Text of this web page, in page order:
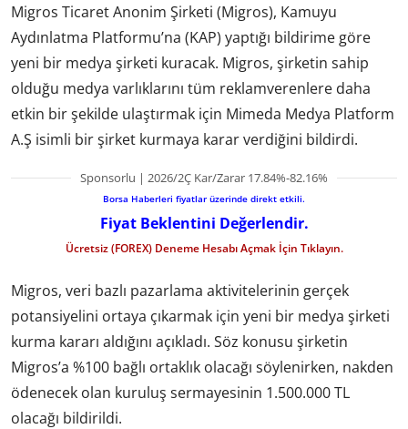
Migros Ticaret Anonim Şirketi (Migros), Kamuyu
Aydınlatma Platformu’na (KAP) yaptığı bildirime göre
yeni bir medya şirketi kuracak. Migros, şirketin sahip
olduğu medya varlıklarını tüm reklamverenlere daha
etkin bir şekilde ulaştırmak için Mimeda Medya Platform
A.Ş isimli bir şirket kurmaya karar verdiğini bildirdi.
Sponsorlu | 2026/2Ç Kar/Zarar 17.84%-82.16%
Borsa Haberleri fiyatlar üzerinde direkt etkili.
Fiyat Beklentini Değerlendir.
Ücretsiz (FOREX) Deneme Hesabı Açmak İçin Tıklayın.
Migros, veri bazlı pazarlama aktivitelerinin gerçek
potansiyelini ortaya çıkarmak için yeni bir medya şirketi
kurma kararı aldığını açıkladı. Söz konusu şirketin
Migros’a %100 bağlı ortaklık olacağı söylenirken, nakden
ödenecek olan kuruluş sermayesinin 1.500.000 TL
olacağı bildirildi.